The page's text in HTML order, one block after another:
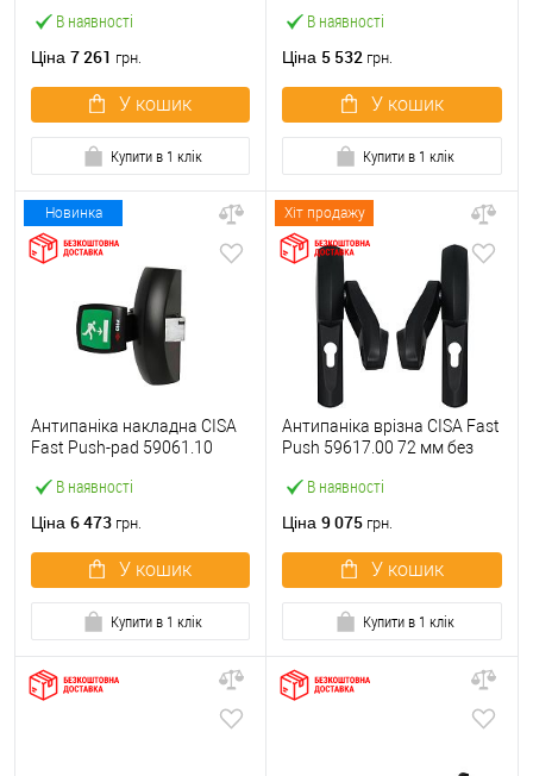
В наявності
штанги
Ціна 7 261 грн.
У кошик
Купити в 1 клік
В наявності
штанги
Ціна 5 532 грн.
У кошик
Купити в 1 клік
Новинка
В наявності
Антипаніка накладна CISA
Fast Push-pad 59061.10
Ціна 6 473 грн.
У кошик
Купити в 1 клік
Хіт продажу
В наявності
Антипаніка врізна CISA Fast
Push 59617.00 72 мм без
Ціна 9 075 грн.
У кошик
Купити в 1 клік